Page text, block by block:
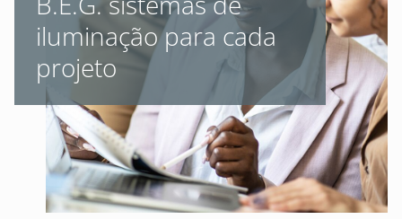
iluminação para cada
projeto